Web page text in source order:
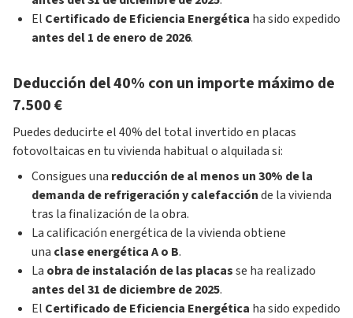
El Certificado de Eficiencia Energética ha sido expedido
antes del 1 de enero de 2026.
Deducción del 40% con un importe máximo de
7.500 €
Puedes deducirte el 40% del total invertido en placas
fotovoltaicas en tu vivienda habitual o alquilada si:
Consigues una reducción de al menos un 30% de la
demanda de refrigeración y calefacciónde la vivienda
tras la finalización de la obra.
La calificación energética de la vivienda obtiene
una clase energética A o B.
La obra de instalación de las placasse ha realizado
antes del 31 de diciembre de 2025.
El Certificado de Eficiencia Energética ha sido expedido